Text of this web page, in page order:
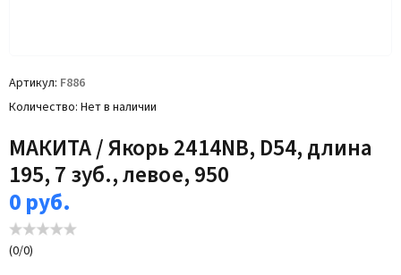
Артикул F886
Количество Нет в наличии
МАКИТА / Якорь 2414NB, D54, длина
195, 7 зуб., левое, 950
0руб.
(0/0)